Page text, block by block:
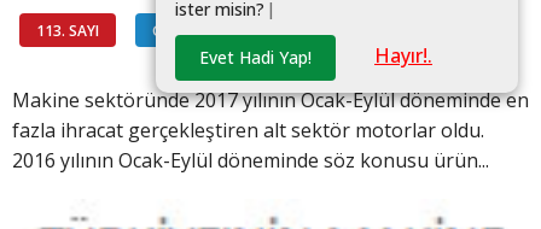
113. SAYI GÖSTERGELER #
ister misin? |
Evet Hadi Yap!
Hayır!.
Makine sektöründe 2017 yılının Ocak-Eylül döneminde en
fazla ihracat gerçekleştiren alt sektör motorlar oldu.
2016 yılının Ocak-Eylül döneminde söz konusu ürün...